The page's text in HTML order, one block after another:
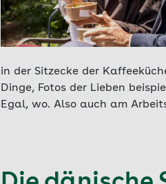
in der Sitzecke der
Dinge, Fotos der Lieben
Egal, wo. Also auch am